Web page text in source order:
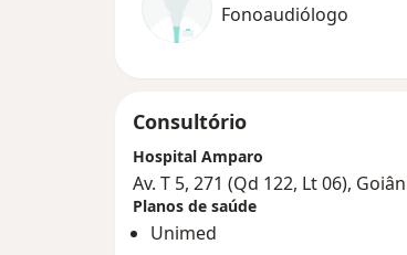
Fonoaudiólogo
Consultório
Hospital Amparo
Av. T 5, 271 (Qd 122, Lt 06),
Planos de saúde
Unimed